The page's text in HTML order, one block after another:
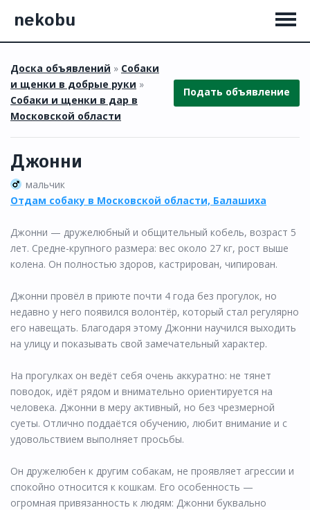
nekobu
Доска объявлений » Собаки
и щенки в добрые руки »
Собаки и щенки в дар в
Московской области
Подать объявление
Джонни
мальчик
Отдам собаку в Московской области, Балашиха
Джонни — дружелюбный и общительный кобель, возраст 5
лет. Средне-крупного размера: вес около 27 кг, рост выше
колена. Он полностью здоров, кастрирован, чипирован.
Джонни провёл в приюте почти 4 года без прогулок, но
недавно у него появился волонтёр, который стал регулярно
его навещать. Благодаря этому Джонни научился выходить
на улицу и показывать свой замечательный характер.
На прогулках он ведёт себя очень аккуратно: не тянет
поводок, идёт рядом и внимательно ориентируется на
человека. Джонни в меру активный, но без чрезмерной
суеты. Отлично поддаётся обучению, любит внимание и с
удовольствием выполняет просьбы.
Он дружелюбен к другим собакам, не проявляет агрессии и
спокойно относится к кошкам. Его особенность —
огромная привязанность к людям: Джонни буквально